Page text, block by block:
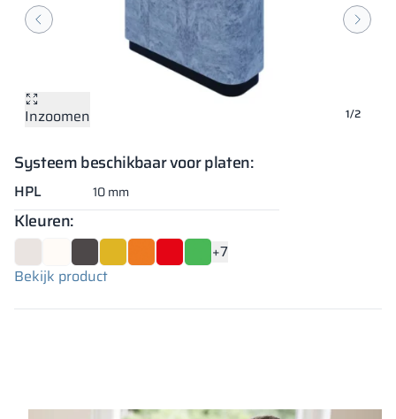
1/2
Inzoomen
Inzoomen
Systeem beschikbaar voor platen:
HPL 10 mm
Kleuren:
+7
Bekijk product